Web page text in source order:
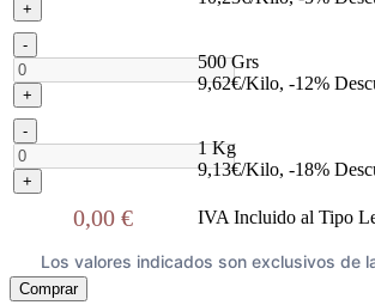
+
-
+
500 Grs
9,62€/Kilo, -12%
-
+
1 Kg
9,13€/Kilo, -18%
0,00 € IVA Incluido al Tipo
Los valores indicados son exclusivos de
Comprar